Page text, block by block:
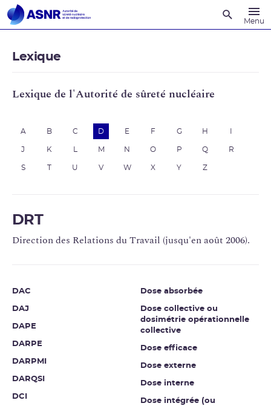
Menu
Lexique
Lexique de l'Autorité de sûreté nucléaire
A B C D E F G H
J K M N O P Q R
S U V W X Y Z
DRT
Direction des Relations du Travail (jusqu'en août 2006).
DAC
DAJ
DAPE
DARPE
DARPMI
DARQSI
DCI
Dose absorbée
Dose collective ou
dosimétrie opérationnelle
collective
Dose efficace
Dose externe
Dose interne
Dose intégrée (ou